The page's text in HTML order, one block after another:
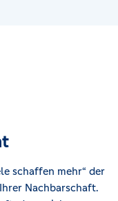
schaffen mehr“ der
Nachbarschaft.